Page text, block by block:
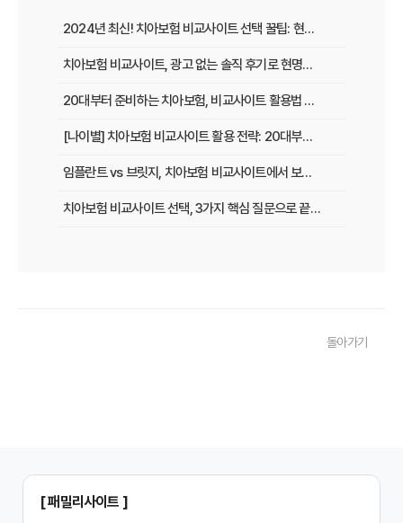
2024년 최신! 치아보험 비교사이트 선택 꿀팁: 현명한 가입 전략 완벽 분석
치아보험 비교사이트, 광고 없는 솔직 후기로 현명하게 선택하는 법
20대부터 준비하는 치아보험, 비교사이트 활용법 A to Z
[나이별] 치아보험 비교사이트 활용 전략: 20대부터 60대까지 맞춤 가이드
임플란트 vs 브릿지, 치아보험 비교사이트에서 보장 범위 꼼꼼하게 확인하는 꿀팁
치아보험 비교사이트 선택, 3가지 핵심 질문으로 끝내기
돌아가기
[ 패밀리사이트 ]